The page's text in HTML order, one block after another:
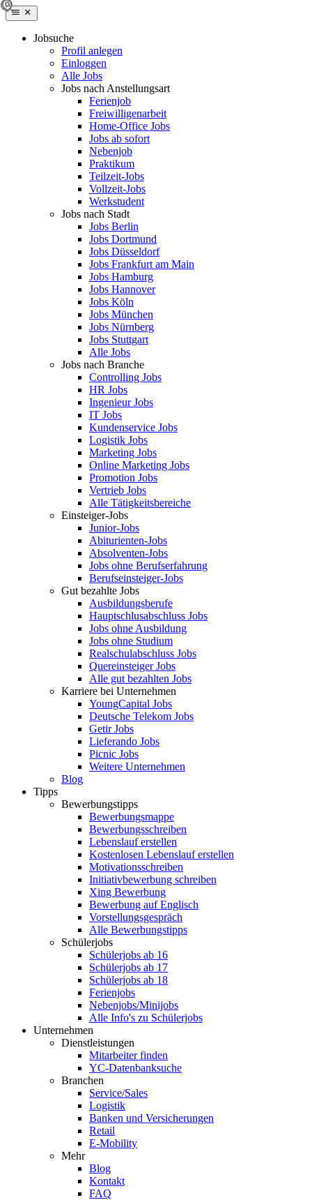
Jobsuche
Profil anlegen
Einloggen
Alle Jobs
Jobs nach Anstellungsart
Ferienjob
Freiwilligenarbeit
Home-Office Jobs
Jobs ab sofort
Nebenjob
Praktikum
Teilzeit-Jobs
Vollzeit-Jobs
Werkstudent
Jobs nach Stadt
Jobs Berlin
Jobs Dortmund
Jobs Düsseldorf
Jobs Frankfurt am Main
Jobs Hamburg
Jobs Hannover
Jobs Köln
Jobs München
Jobs Nürnberg
Jobs Stuttgart
Alle Jobs
Jobs nach Branche
Controlling Jobs
HR Jobs
Ingenieur Jobs
IT Jobs
Kundenservice Jobs
Logistik Jobs
Marketing Jobs
Online Marketing Jobs
Promotion Jobs
Vertrieb Jobs
Alle Tätigkeitsbereiche
Einsteiger-Jobs
Junior-Jobs
Abiturienten-Jobs
Absolventen-Jobs
Jobs ohne Berufserfahrung
Berufseinsteiger-Jobs
Gut bezahlte Jobs
Ausbildungsberufe
Hauptschlusabschluss Jobs
Jobs ohne Ausbildung
Jobs ohne Studium
Realschulabschluss Jobs
Quereinsteiger Jobs
Alle gut bezahlten Jobs
Karriere bei Unternehmen
YoungCapital Jobs
Deutsche Telekom Jobs
Getir Jobs
Lieferando Jobs
Picnic Jobs
Weitere Unternehmen
Blog
Tipps
Bewerbungstipps
Bewerbungsmappe
Bewerbungsschreiben
Lebenslauf erstellen
Kostenlosen Lebenslauf erstellen
Motivationsschreiben
Initiativbewerbung schreiben
Xing Bewerbung
Bewerbung auf Englisch
Vorstellungsgespräch
Alle Bewerbungstipps
Schülerjobs
Schülerjobs ab 16
Schülerjobs ab 17
Schülerjobs ab 18
Ferienjobs
Nebenjobs/Minijobs
Alle Info's zu Schülerjobs
Unternehmen
Dienstleistungen
Mitarbeiter finden
YC-Datenbanksuche
Branchen
Service/Sales
Logistik
Banken und Versicherungen
Retail
E-Mobility
Mehr
Blog
Kontakt
FAQ